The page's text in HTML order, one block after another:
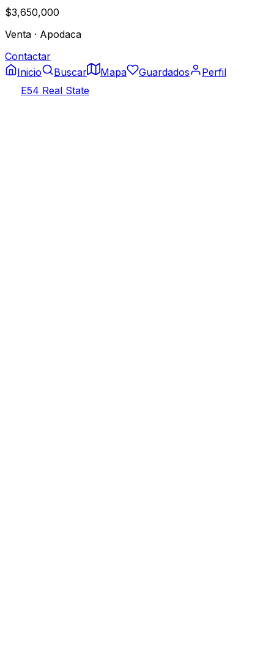
$3,650,000
Venta · Apodaca
Contactar
Inicio
Buscar Mapa Guardados
Perfil
E54 Real State